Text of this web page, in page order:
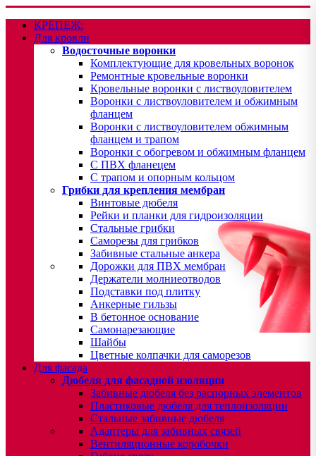
КРЕПЕЖ:
Для кровли
Водосточные воронки
Комплектующие для кровельных воронок
Ремонтные кровельные воронки
Кровельные воронки с листвоуловителем
Воронки с листвоуловителем и обжимным
фланцем
Воронки с листвоуловителем обжимным
фланцем и трапом
Воронки с обогревом и обжимным фланцем
С ПВХ фланецем
С трапом и опорным кольцом
Грибки для крепления мембран
Винтовые дюбеля
Рейки и планки для гидроизоляции
Стальные грибки
Саморезы для грибков
Забивные стальные анкера
Дорожки для ПВХ мембран
Держатели молниеотводов
Подставки под плитку
Анкерные гильзы
В бетонное основание
Самонарезающие
Шайбы
Цветные колпачки для саморезов
Для фасада
Дюбеля для фасадной изоляции
Забивные дюбеля без распорных элементов
Пластиковые дюбеля для теплоизоляции
Стальные забивные дюбеля
Адаптеры для забивных связей
Вентиляционные коробочки